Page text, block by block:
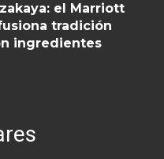
el Marriott
tradición
ingredientes